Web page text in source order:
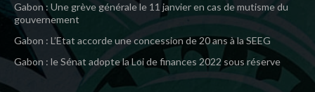
Gabon : Une grève générale le 11 janvier en cas de mutisme du
gouvernement
Gabon : L’Etat accorde une concession de 20 ans à la SEEG
Gabon : le Sénat adopte la Loi de finances 2022 sous réserve